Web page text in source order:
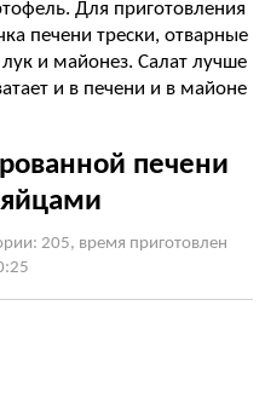
Для приготовления
печени трески, отварные
и майонез. Салат лучше
и в печени и в майоне
печени
яйцами
205, время приготовлен